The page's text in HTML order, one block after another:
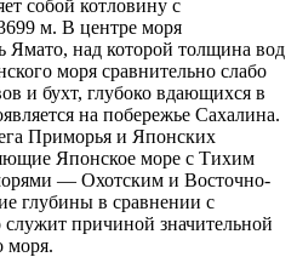
собой котловину с
м. В центре моря
Ямато, над которой толщина вод
моря сравнительно слабо
и бухт, глубоко вдающихся в
на побережье Сахалина.
Приморья и Японских
Японское море с Тихим
— Охотским и Восточно-
глубины в сравнении с
причиной значительной
моря.